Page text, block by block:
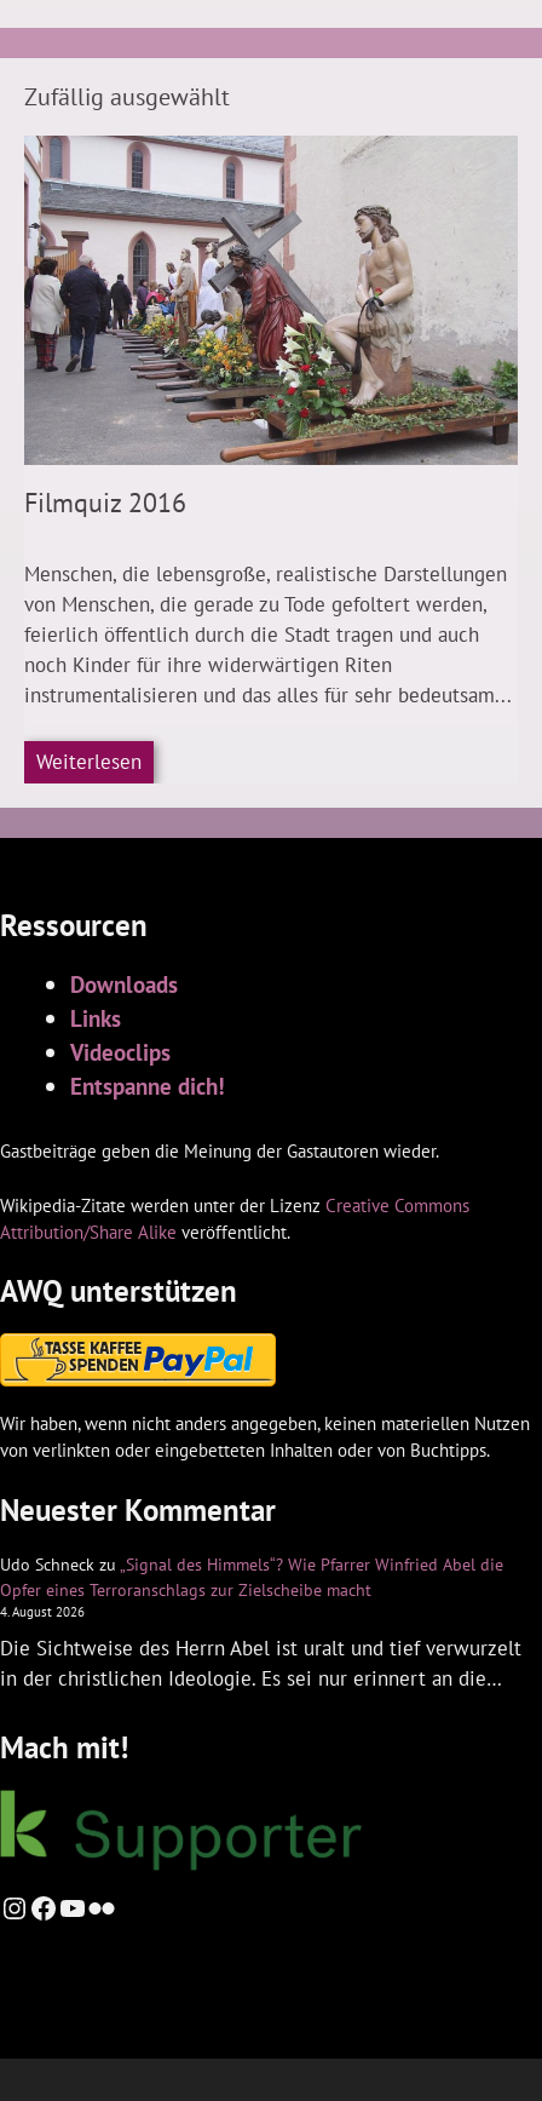
Zufällig ausgewählt
Filmquiz 2016
Menschen, die lebensgroße, realistische Darstellungen
von Menschen, die gerade zu Tode gefoltert werden,
feierlich öffentlich durch die Stadt tragen und auch
noch Kinder für ihre widerwärtigen Riten
instrumentalisieren und das alles für sehr bedeutsam...
Weiterlesen
Ressourcen
Downloads
Links
Videoclips
Entspanne dich!
Gastbeiträge geben die Meinung der Gastautoren wieder.
Wikipedia-Zitate werden unter der Lizenz Creative Commons
Attribution/Share Alike veröffentlicht.
AWQ unterstützen
Wir haben, wenn nicht anders angegeben, keinen materiellen Nutzen
von verlinkten oder eingebetteten Inhalten oder von Buchtipps.
Neuester Kommentar
Udo Schneck zu „Signal des Himmels“? Wie Pfarrer Winfried Abel die
Opfer eines Terroranschlags zur Zielscheibe macht
4. August 2026
Die Sichtweise des Herrn Abel ist uralt und tief verwurzelt
in der christlichen Ideologie. Es sei nur erinnert an die…
Mach mit!
Instagram
Facebook
YouTube
Flickr